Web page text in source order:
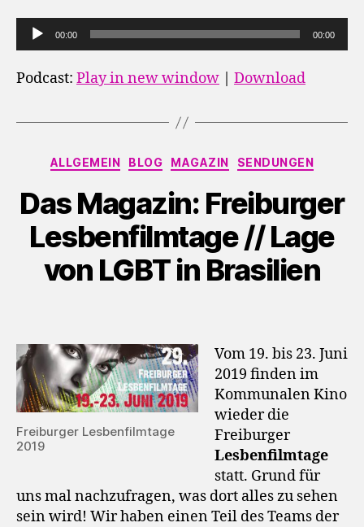
u
d
00:00 00:00
Podcast: Play in new window Download
Kategorien
ALLGEMEIN BLOG MAGAZIN SENDUNGEN
Das Magazin: Freiburger
Lesbenfilmtage // Lage
von LGBT in Brasilien
Freiburger Lesbenfilmtage
2019
Vom 19. bis 23. Juni
2019 finden im
Kommunalen Kino
wieder die
Freiburger
Lesbenfilmtage
statt. Grund für
uns mal nachzufragen, was dort alles zu sehen
sein wird! Wir haben einen Teil des Teams der